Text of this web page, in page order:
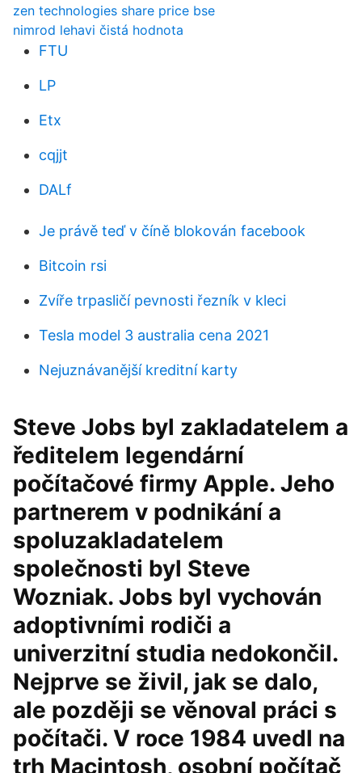
zen technologies share price bse
nimrod lehavi čistá hodnota
FTU
LP
Etx
cqjjt
DALf
Je právě teď v číně blokován facebook
Bitcoin rsi
Zvíře trpasličí pevnosti řezník v kleci
Tesla model 3 australia cena 2021
Nejuznávanější kreditní karty
Steve Jobs byl zakladatelem a
ředitelem legendární
počítačové firmy Apple. Jeho
partnerem v podnikání a
spoluzakladatelem
společnosti byl Steve
Wozniak. Jobs byl vychován
adoptivními rodiči a
univerzitní studia nedokončil.
Nejprve se živil, jak se dalo,
ale později se věnoval práci s
počítači. V roce 1984 uvedl na
trh Macintosh, osobní počítač